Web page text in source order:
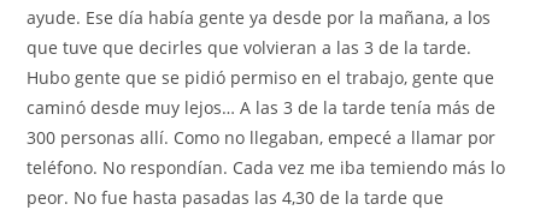
ayude. Ese día había gente ya desde por la mañana, a los
que tuve que decirles que volvieran a las 3 de la tarde.
Hubo gente que se pidió permiso en el trabajo, gente que
caminó desde muy lejos… A las 3 de la tarde tenía más de
300 personas allí. Como no llegaban, empecé a llamar por
teléfono. No respondían. Cada vez me iba temiendo más lo
peor. No fue hasta pasadas las 4,30 de la tarde que